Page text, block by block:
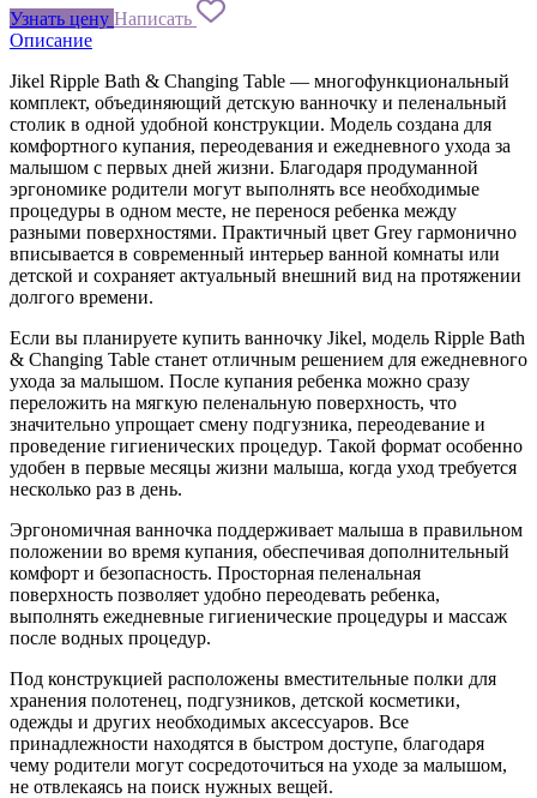
Узнать цену Написать
Описание
Jikel Ripple Bath & Changing Table — многофункциональный
комплект, объединяющий детскую ванночку и пеленальный
столик в одной удобной конструкции. Модель создана для
комфортного купания, переодевания и ежедневного ухода за
малышом с первых дней жизни. Благодаря продуманной
эргономике родители могут выполнять все необходимые
процедуры в одном месте, не перенося ребенка между
разными поверхностями. Практичный цвет Grey гармонично
вписывается в современный интерьер ванной комнаты или
детской и сохраняет актуальный внешний вид на протяжении
долгого времени.
Если вы планируете купить ванночку Jikel, модель Ripple Bath
& Changing Table станет отличным решением для ежедневного
ухода за малышом. После купания ребенка можно сразу
переложить на мягкую пеленальную поверхность, что
значительно упрощает смену подгузника, переодевание и
проведение гигиенических процедур. Такой формат особенно
удобен в первые месяцы жизни малыша, когда уход требуется
несколько раз в день.
Эргономичная ванночка поддерживает малыша в правильном
положении во время купания, обеспечивая дополнительный
комфорт и безопасность. Просторная пеленальная
поверхность позволяет удобно переодевать ребенка,
выполнять ежедневные гигиенические процедуры и массаж
после водных процедур.
Под конструкцией расположены вместительные полки для
хранения полотенец, подгузников, детской косметики,
одежды и других необходимых аксессуаров. Все
принадлежности находятся в быстром доступе, благодаря
чему родители могут сосредоточиться на уходе за малышом,
не отвлекаясь на поиск нужных вещей.